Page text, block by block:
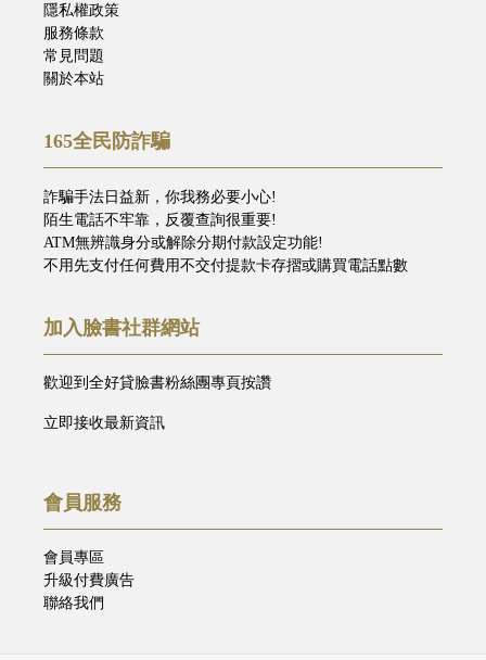
隱私權政策
服務條款
常見問題
關於本站
165全民防詐騙
詐騙手法日益新，你我務必要小心!
陌生電話不牢靠，反覆查詢很重要!
ATM無辨識身分或解除分期付款設定功能!
不用先支付任何費用不交付提款卡存摺或購買電話點數
加入臉書社群網站
歡迎到全好貸臉書粉絲團專頁按讚
立即接收最新資訊
會員服務
會員專區
升級付費廣告
聯絡我們